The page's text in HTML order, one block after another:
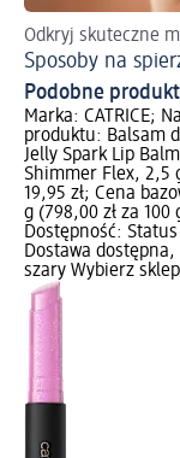
Odkryj skuteczne
Sposoby na
Podobne
Marka: CATRICE;
produktu: Balsam
Jelly Spark Lip
Shimmer Flex, 2,5
19,95 zł; Cena
g (798,00 zł za 100
Dostępność:
Dostawa dostępna,
szary Wybierz